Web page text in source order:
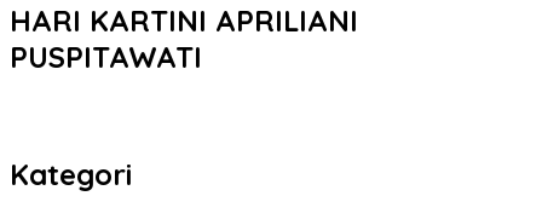
HARI KARTINI APRILIANI
PUSPITAWATI
Kategori